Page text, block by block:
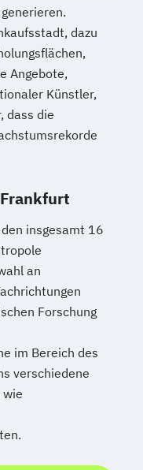
dazu
Angebote,
Künstler,
dass die
insgesamt 16
an
Forschung
im Bereich des
verschiedene
wie